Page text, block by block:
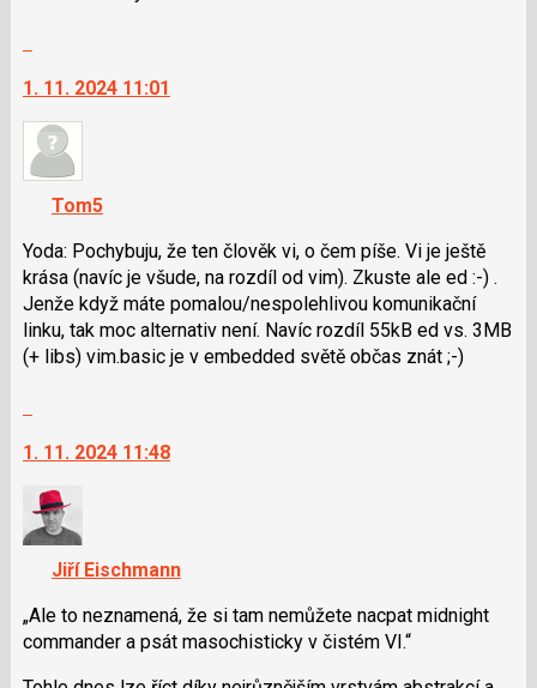
nový
názor
další
nový
názor.
navigaci
lze
použít
i
klávesy
N
pro
pro
předchozí
nový
názor
1. 11. 2024 11:01
Tom5
Yoda: Pochybuju, že ten člověk vi, o čem píše. Vi je ještě
krása (navíc je všude, na rozdíl od vim). Zkuste ale ed :-) .
Jenže když máte pomalou/nespo­lehlivou komunikační
linku, tak moc alternativ není. Navíc rozdíl 55kB ed vs. 3MB
(+ libs) vim.basic je v embedded světě občas znát ;-)
další
názor.
K
navigaci
lze
použít
i
1. 11. 2024 11:48
Jiří Eischmann
Ale to neznamená, že si tam nemůžete nacpat midnight
commander a psát masochisticky v čistém VI.